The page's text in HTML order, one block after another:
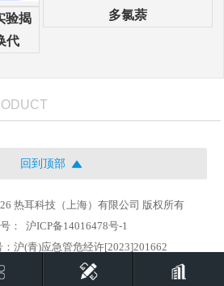
验揭
代
多氯萘
回到顶部
热耳科技（上海）有限公司 版权所有
：
沪ICP备14016478号-1
沪(青)应急管危经许[2023]201662
中山西路1800号兆丰环球大厦21楼i座